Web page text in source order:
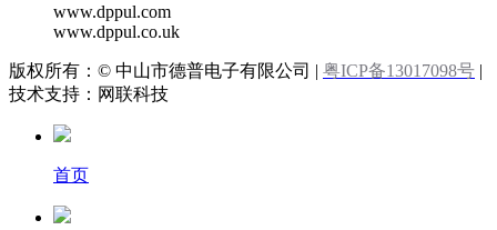
www.dppul.com
www.dppul.co.uk
版权所有：© 中山市德普电子有限公司 | 粤ICP备13017098号 |
技术支持：网联科技
首页